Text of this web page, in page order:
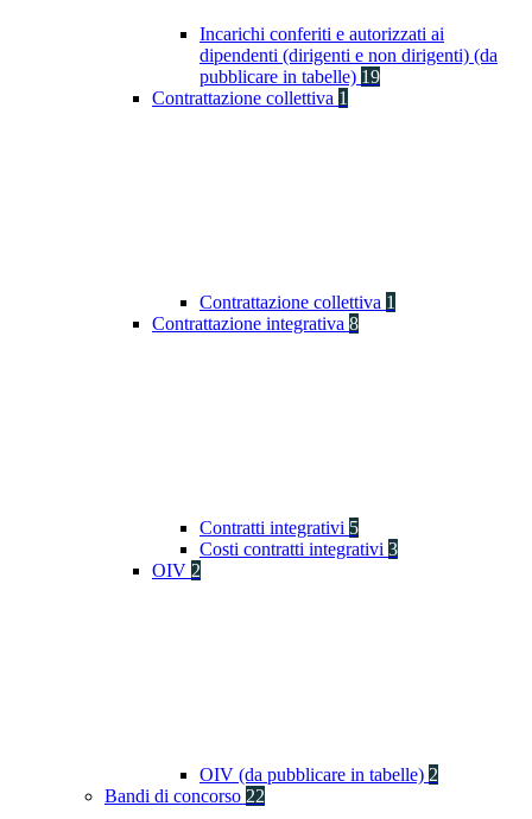
Incarichi conferiti e autorizzati ai
dipendenti (dirigenti e non dirigenti) (da
pubblicare in tabelle) 19
Contrattazione collettiva 1
Contrattazione collettiva 1
Contrattazione integrativa 8
Contratti integrativi 5
Costi contratti integrativi 3
OIV 2
OIV (da pubblicare in tabelle) 2
Bandi di concorso 22